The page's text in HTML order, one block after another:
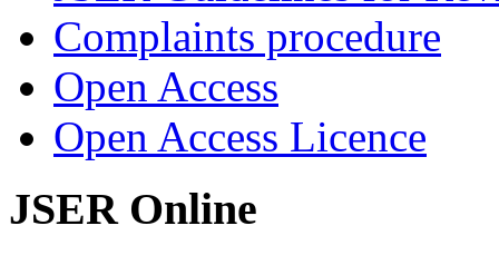
Complaints procedure
Open Access
Open Access Licence
JSER Online